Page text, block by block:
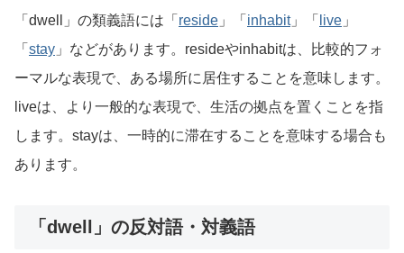
「dwell」の類義語には「 reside 」「 inhabit」「 live 」
「 stay 」などがあります。resideやinhabitは、比較的フォ
ーマルな表現で、ある場所に居住することを意味します。
liveは、より一般的な表現で、生活の拠点を置くことを指
します。stayは、一時的に滞在することを意味する場合も
あります。
「dwell」の反対語・対義語